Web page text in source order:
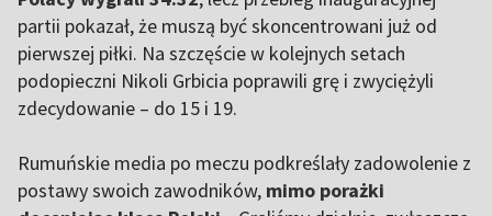
partii pokazał, że muszą być skoncentrowani już od
pierwszej piłki. Na szczęście w kolejnych setach
podopieczni Nikoli Grbicia poprawili grę i zwyciężyli
zdecydowanie – do 15 i 19.
Rumuńskie media po meczu podkreślały zadowolenie z
postawy swoich zawodników, mimo porażki